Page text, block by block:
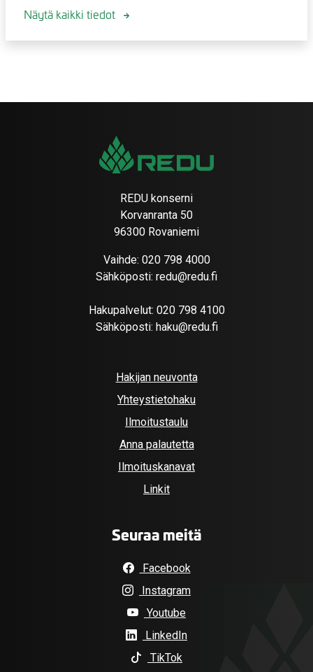
Näytä kaikki tiedot
REDU konserni
Korvanranta 50
96300 Rovaniemi
Vaihde: 020 798 4000
Sähköposti: redu@redu.fi
Hakupalvelut: 020 798 4100
Sähköposti: haku@redu.fi
Hakijan neuvonta
Yhteystietohaku
Ilmoitustaulu
Anna palautetta
Ilmoituskanavat
Linkit
Seuraa meitä
Facebook
Instagram
Youtube
LinkedIn
TikTok